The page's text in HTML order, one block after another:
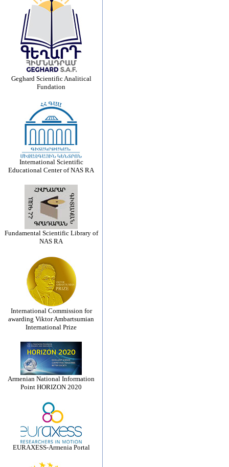
Geghard Scientific Analitical
Fundation
International Scientific
Educational Center of NAS RA
Fundamental Scientific Library of
NAS RA
International Commission for
awarding Viktor Ambartsumian
International Prize
Armenian National Information
Point HORIZON 2020
EURAXESS-Armenia Portal